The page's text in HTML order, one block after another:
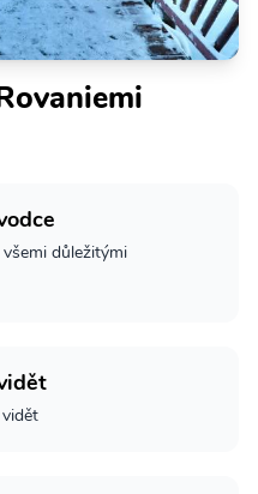
důležitými